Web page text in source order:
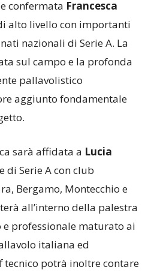
confermata
alto livello con importanti
nazionali di Serie A. La
sul campo e la profonda
pallavolistico
aggiunto fondamentale
sarà affidata a
di Serie A con club
Bergamo, Montecchio e
all’interno della palestra
e professionale maturato ai
italiana ed